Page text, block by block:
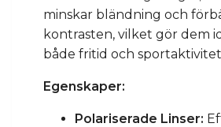
minskar bländning och
kontrasten, vilket gör dem
både fritid och
Egenskaper:
Polariserade Linser: